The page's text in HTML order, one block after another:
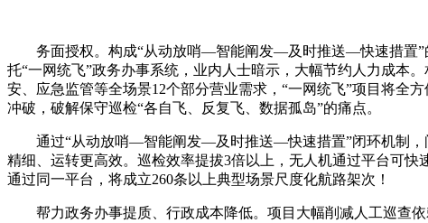
务面授权。构成“从动放哨—智能阐发—及时推送—快速措置”的
托“一网统飞”政务办事系统，业内人士暗示，大幅节约人力成本
安、应急监管等全场景12个部分营业需求，“一网统飞”项目将全
冲破，破解保守巡检“各自飞、反复飞、数据孤岛”的痛点。
通过“从动放哨—智能阐发—及时推送—快速措置”闭环机制，问
精细、运转更高效。巡检效率提拔3倍以上，无人机通过平台可
通过同一平台，将成立260条以上典型场景尺度化航路架次！
帮力政务办事提质、行政成本降低。项目大幅削减人工巡查依